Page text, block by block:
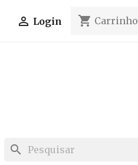
 Login shopping_cart Carrinho
search